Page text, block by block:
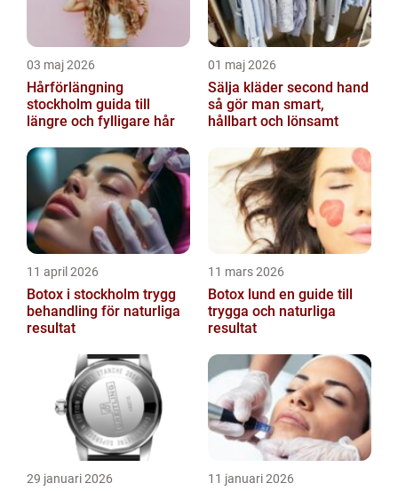
03 maj 2026
Hårförlängning
stockholm guida till
längre och fylligare hår
01 maj 2026
Sälja kläder second hand
så gör man smart,
hållbart och lönsamt
11 april 2026
Botox i stockholm trygg
behandling för naturliga
resultat
11 mars 2026
Botox lund en guide till
trygga och naturliga
resultat
29 januari 2026 11 januari 2026